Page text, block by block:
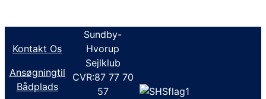
Kontakt Os
Ansøgningtil
Bådplads
Sundby-
Hvorup
Sejlklub
CVR:87 77 70
57